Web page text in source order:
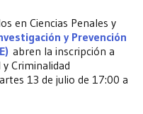
en Ciencias Penales y
y Prevención
abren la inscripción a
Criminalidad
13 de julio de 17:00 a